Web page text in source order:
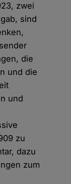
zwei
sind
die
und die
und
zu
dazu
zum